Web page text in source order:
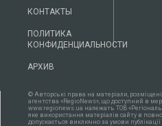
КОНТАКТЫ
ПОЛИТИКА
КОНФИДЕНЦИАЛЬНОСТИ
АРХИВ
© Авторські права на матеріали,
агентства «RegioNews», що доступний в
www.regionews.ua належать ТОВ
яке використання матеріалів сайту в
допускається виключно за умови